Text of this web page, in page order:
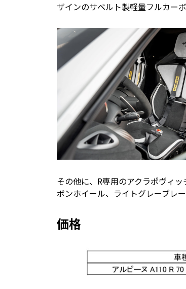
ザインのサベルト製軽量フルカー
その他に、R専用のアクラポヴィ
ボンホイール、ライトグレーブレ
価格